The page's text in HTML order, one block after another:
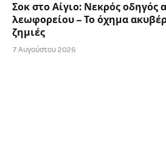
Σοκ στο Αίγιο: Νεκρός οδηγός
λεωφορείου – Το όχημα
ζημιές
7 Αυγούστου 2026